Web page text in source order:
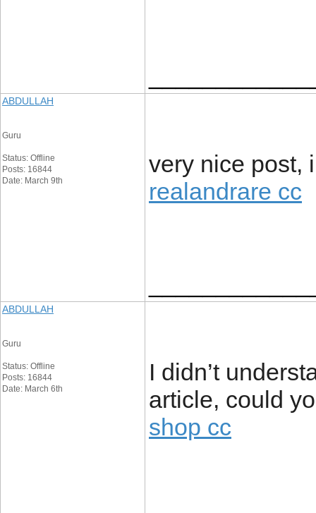
ABDULLAH
Guru
Status: Offline
Posts: 16844
Date: March 9th
very nice post,
realandrare cc
ABDULLAH
Guru
Status: Offline
Posts: 16844
Date: March 6th
I didn’t
article, could
shop cc